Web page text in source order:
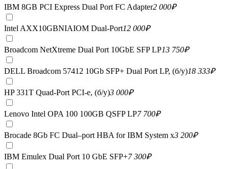
IBM 8GB PCI Express Dual Port FC Adapter2 000₽
Intel AXX10GBNIAIOM Dual-Port12 000₽
Broadcom NetXtreme Dual Port 10GbE SFP LP13 750₽
DELL Broadcom 57412 10Gb SFP+ Dual Port LP, (б/у)18 333₽
HP 331T Quad-Port PCI-e, (б/у)3 000₽
Lenovo Intel OPA 100 100GB QSFP LP7 700₽
Brocade 8Gb FC Dual–port HBA for IBM System x3 200₽
IBM Emulex Dual Port 10 GbE SFP+7 300₽